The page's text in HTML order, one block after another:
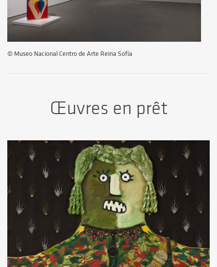
© Museo Nacional Centro de Arte Reina Sofía
Œuvres en prêt